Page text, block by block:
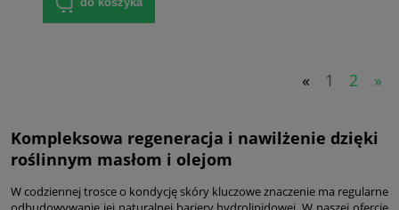
« 1 2 »
Kompleksowa regeneracja i nawilżenie dzięki
roślinnym masłom i olejom
W codziennej trosce o kondycję skóry kluczowe znaczenie ma regularne